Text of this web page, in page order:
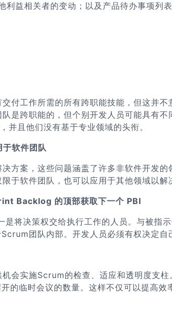
益相关者的变动；以及产品待办事项列表
付工作所需的所有跨职能技能，但这并
是跨职能的，但个别开发人员可能具有
并且他们没有基于专业领域的头衔。
于软件团队
方案，这些问题涵盖了许多非软件开发
于软件团队，也可以应用于其他领域以解
Backlog 的顶部获取下一个 PBI
将决策权交给执行工作的人员。与被指
团队内部。开发人员必须有权决定自
会实施Scrum的检查、适应和透明度支
的临时会议的数量。这样不仅可以提高效